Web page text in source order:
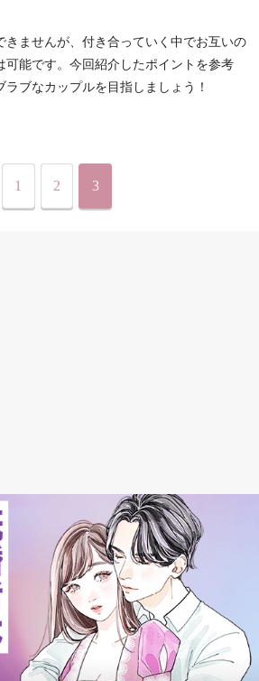
きませんが、付き合っていく中でお互いの
可能です。今回紹介したポイントを参考
ブなカップルを目指しましょう！
1 2 3